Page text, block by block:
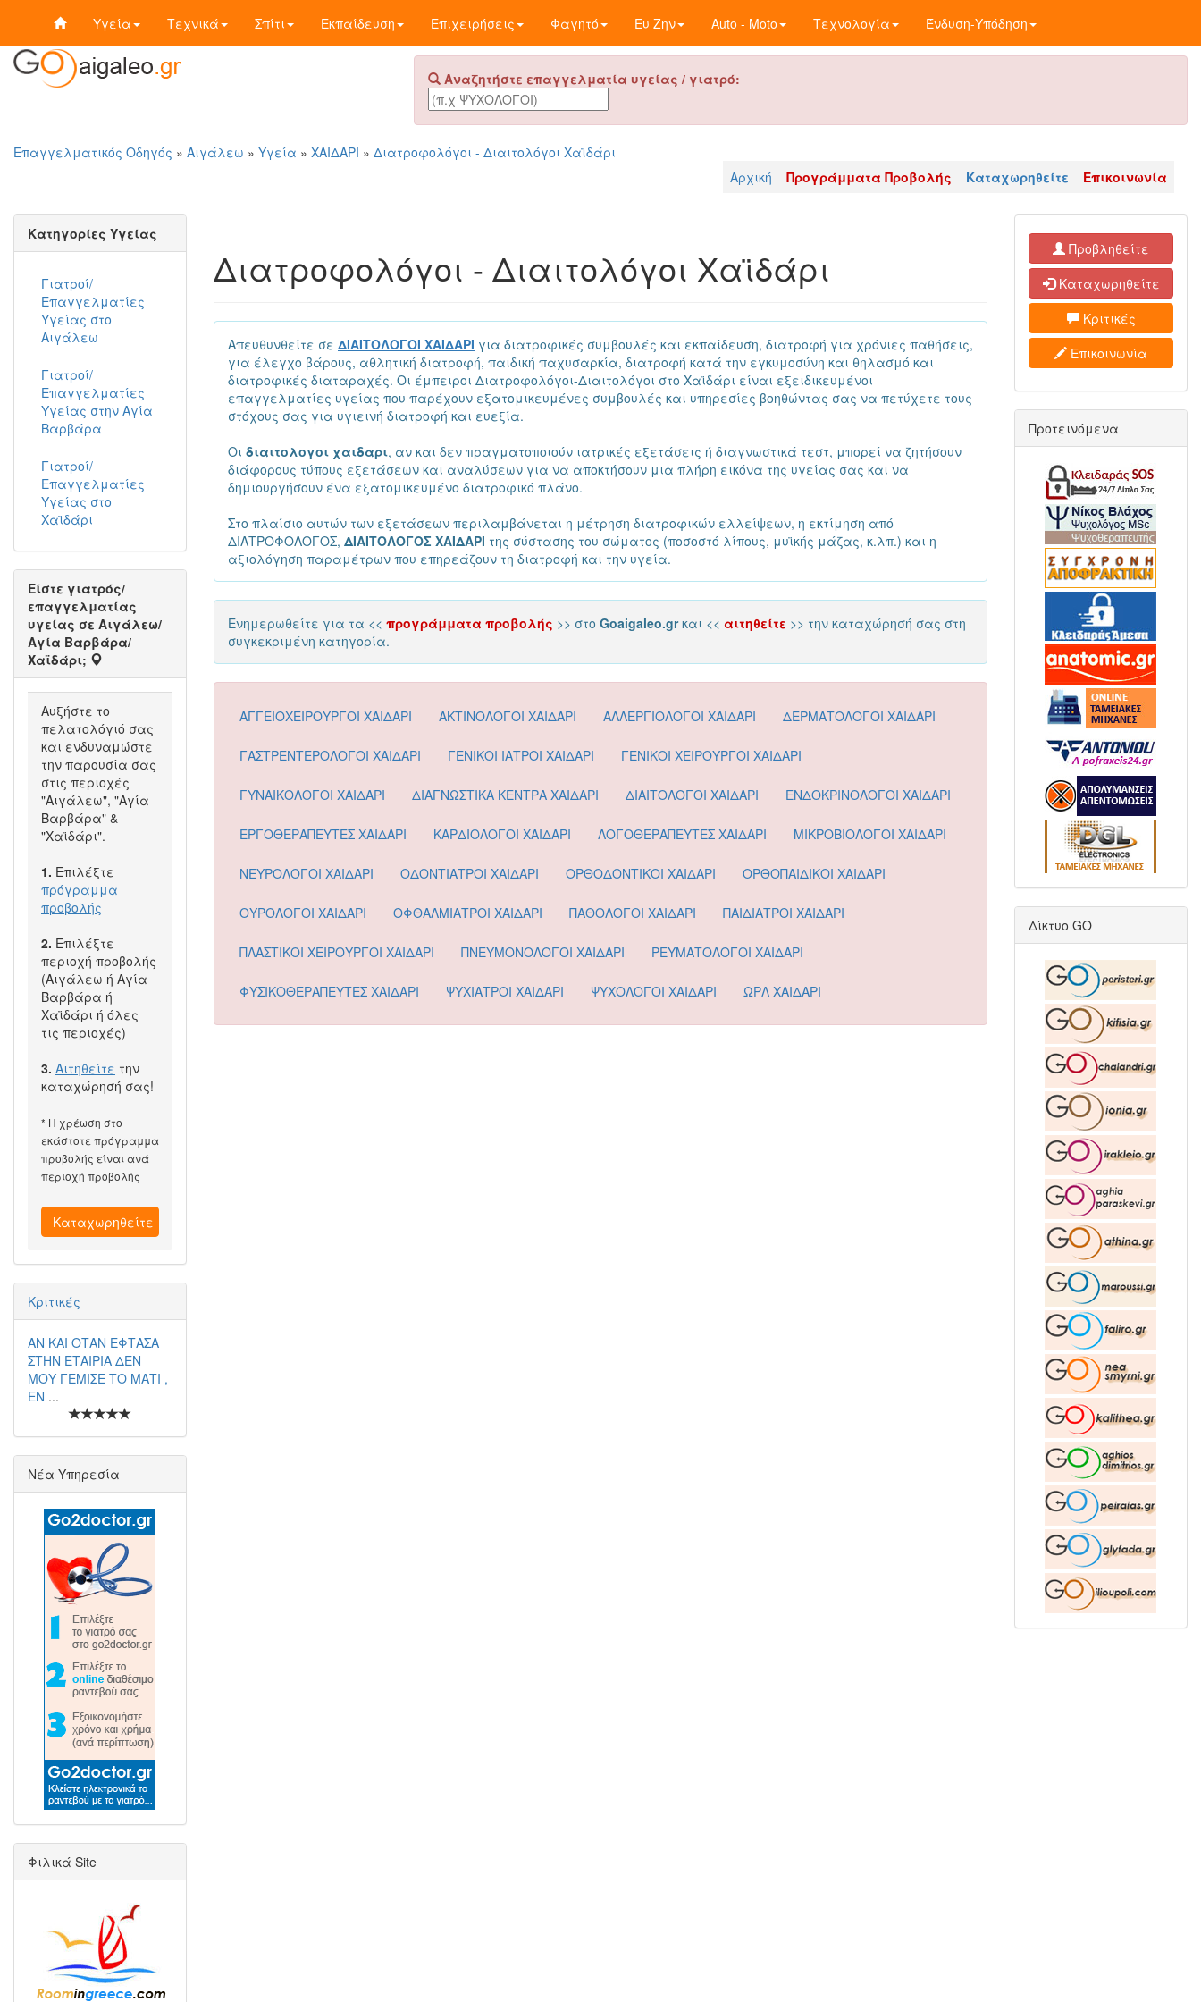
Υγεία Τεχνικά Σπίτι Εκπαίδευση Επιχειρήσεις Φαγητό Ευ Ζην Auto - Moto Τεχνολογία Ένδυση-Υπόδηση
Αναζητήστε επαγγελματία υγείας / γιατρό:
Επαγγελματικός Οδηγός » Αιγάλεω » Υγεία » ΧΑΙΔΑΡΙ » Διατροφολόγοι - Διαιτολόγοι Χαϊδάρι
Αρχική
Προγράμματα Προβολής Καταχωρηθείτε Επικοινωνία
Διατροφολόγοι - Διαιτολόγοι Χαϊδάρι
Απευθυνθείτε σε ΔΙΑΙΤΟΛΟΓΟΙ ΧΑΙΔΑΡΙ για διατροφικές συμβουλές και εκπαίδευση, διατροφή για χρόνιες παθήσεις,
για έλεγχο βάρους, αθλητική διατροφή, παιδική παχυσαρκία, διατροφή κατά την εγκυμοσύνη και θηλασμό και
διατροφικές διαταραχές. Οι έμπειροι Διατροφολόγοι-Διαιτολόγοι στο Χαϊδάρι είναι εξειδικευμένοι
επαγγελματίες υγείας που παρέχουν εξατομικευμένες συμβουλές και υπηρεσίες βοηθώντας σας να πετύχετε τους
στόχους σας για υγιεινή διατροφή και ευεξία.
Οι διαιτολογοι χαιδαρι, αν και δεν πραγματοποιούν ιατρικές εξετάσεις ή διαγνωστικά τεστ, μπορεί να ζητήσουν
διάφορους τύπους εξετάσεων και αναλύσεων για να αποκτήσουν μια πλήρη εικόνα της υγείας σας και να
δημιουργήσουν ένα εξατομικευμένο διατροφικό πλάνο.
Στο πλαίσιο αυτών των εξετάσεων περιλαμβάνεται η μέτρηση διατροφικών ελλείψεων, η εκτίμηση από
ΔΙΑΤΡΟΦΟΛΟΓΟΣ, ΔΙΑΙΤΟΛΟΓΟΣ ΧΑΙΔΑΡΙ της σύστασης του σώματος (ποσοστό λίπους, μυϊκής μάζας, κ.λπ.) και η
αξιολόγηση παραμέτρων που επηρεάζουν τη διατροφή και την υγεία.
Ενημερωθείτε για τα << προγράμματα προβολής >> στο Goaigaleo.grκαι << αιτηθείτε >> την καταχώρησή σας στη
συγκεκριμένη κατηγορία.
ΑΓΓΕΙΟΧΕΙΡΟΥΡΓΟΙ ΧΑΙΔΑΡΙ ΑΚΤΙΝΟΛΟΓΟΙ ΧΑΙΔΑΡΙ ΑΛΛΕΡΓΙΟΛΟΓΟΙ ΧΑΙΔΑΡΙ ΔΕΡΜΑΤΟΛΟΓΟΙ ΧΑΙΔΑΡΙ
ΓΑΣΤΡΕΝΤΕΡΟΛΟΓΟΙ ΧΑΙΔΑΡΙ ΓΕΝΙΚΟΙ ΙΑΤΡΟΙ ΧΑΙΔΑΡΙ ΓΕΝΙΚΟΙ ΧΕΙΡΟΥΡΓΟΙ ΧΑΙΔΑΡΙ
ΓΥΝΑΙΚΟΛΟΓΟΙ ΧΑΙΔΑΡΙ ΔΙΑΓΝΩΣΤΙΚΑ ΚΕΝΤΡΑ ΧΑΙΔΑΡΙ ΔΙΑΙΤΟΛΟΓΟΙ ΧΑΙΔΑΡΙ ΕΝΔΟΚΡΙΝΟΛΟΓΟΙ ΧΑΙΔΑΡΙ
ΕΡΓΟΘΕΡΑΠΕΥΤΕΣ ΧΑΙΔΑΡΙ ΚΑΡΔΙΟΛΟΓΟΙ ΧΑΙΔΑΡΙ ΛΟΓΟΘΕΡΑΠΕΥΤΕΣ ΧΑΙΔΑΡΙ ΜΙΚΡΟΒΙΟΛΟΓΟΙ ΧΑΙΔΑΡΙ
ΝΕΥΡΟΛΟΓΟΙ ΧΑΙΔΑΡΙ ΟΔΟΝΤΙΑΤΡΟΙ ΧΑΙΔΑΡΙ ΟΡΘΟΔΟΝΤΙΚΟΙ ΧΑΙΔΑΡΙ ΟΡΘΟΠΑΙΔΙΚΟΙ ΧΑΙΔΑΡΙ
ΟΥΡΟΛΟΓΟΙ ΧΑΙΔΑΡΙ ΟΦΘΑΛΜΙΑΤΡΟΙ ΧΑΙΔΑΡΙ ΠΑΘΟΛΟΓΟΙ ΧΑΙΔΑΡΙ ΠΑΙΔΙΑΤΡΟΙ ΧΑΙΔΑΡΙ
ΠΛΑΣΤΙΚΟΙ ΧΕΙΡΟΥΡΓΟΙ ΧΑΙΔΑΡΙ ΠΝΕΥΜΟΝΟΛΟΓΟΙ ΧΑΙΔΑΡΙ ΡΕΥΜΑΤΟΛΟΓΟΙ ΧΑΙΔΑΡΙ
ΦΥΣΙΚΟΘΕΡΑΠΕΥΤΕΣ ΧΑΙΔΑΡΙ ΨΥΧΙΑΤΡΟΙ ΧΑΙΔΑΡΙ ΨΥΧΟΛΟΓΟΙ ΧΑΙΔΑΡΙ ΩΡΛ ΧΑΙΔΑΡΙ
Κατηγορίες Υγείας
Γιατροί/
Επαγγελματίες
Υγείας στο
Αιγάλεω
Γιατροί/
Επαγγελματίες
Υγείας στην Αγία
Βαρβάρα
Γιατροί/
Επαγγελματίες
Υγείας στο
Χαϊδάρι
Είστε γιατρός/
επαγγελματίας
υγείας σε Αιγάλεω/
Αγία Βαρβάρα/
Χαϊδάρι;
Αυξήστε το
πελατολόγιό σας
και ενδυναμώστε
την παρουσία σας
στις περιοχές
"Αιγάλεω", "Αγία
Βαρβάρα" &
"Χαϊδάρι".
1. Επιλέξτε
πρόγραμμα
προβολής
2. Επιλέξτε
περιοχή προβολής
(Αιγάλεω ή Αγία
Βαρβάρα ή
Χαϊδάρι ή όλες
τις περιοχές)
3. Αιτηθείτε την
καταχώρησή σας!
* Η χρέωση στο
εκάστοτε πρόγραμμα
προβολής είναι ανά
περιοχή προβολής
Καταχωρηθείτε
Κριτικές
ΑΝ ΚΑΙ ΟΤΑΝ ΕΦΤΑΣΑ
ΣΤΗΝ ΕΤΑΙΡΙΑ ΔΕΝ
ΜΟΥ ΓΕΜΙΣΕ ΤΟ ΜΑΤΙ ,
ΕΝ ...
Νέα Υπηρεσία
Φιλικά Site
Προβληθείτε
Καταχωρηθείτε
Κριτικές
Επικοινωνία
Προτεινόμενα
Δίκτυο GO